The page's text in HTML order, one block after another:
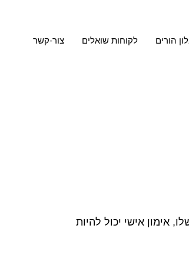
הורים לקוחות שואלים צור-קשר
אימון אישי יכול להיות